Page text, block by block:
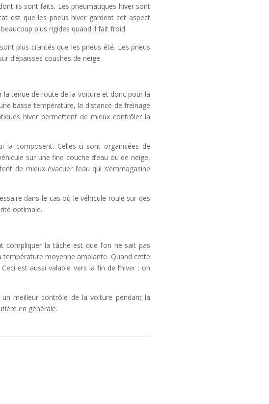
ils sont faits. Les pneumatiques hiver sont
est que les pneus hiver gardent cet aspect
plus rigides quand il fait froid.
plus crantés que les pneus été. Les pneus
d’épaisses couches de neige.
la tenue de route de la voiture et donc pour la
basse température, la distance de freinage
hiver permettent de mieux contrôler la
la composent. Celles-ci sont organisées de
sur une fine couche d’eau ou de neige,
de mieux évacuer l’eau qui s’emmagasine
dans le cas où le véhicule roule sur des
optimale.
compliquer la tâche est que l’on ne sait pas
moyenne ambiante. Quand cette
est aussi valable vers la fin de l’hiver : on
un meilleur contrôle de la voiture pendant la
en générale.